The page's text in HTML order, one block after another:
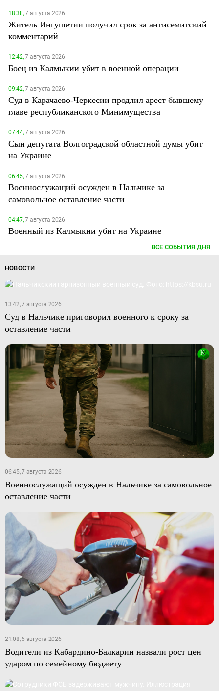
18:38,7 августа 2026
Житель Ингушетии получил срок за антисемитский
комментарий
12:42,7 августа 2026
Боец из Калмыкии убит в военной операции
09:42,7 августа 2026
Суд в Карачаево-Черкесии продлил арест бывшему
главе республиканского Минимущества
07:44,7 августа 2026
Сын депутата Волгоградской областной думы убит
на Украине
06:45,7 августа 2026
Военнослужащий осужден в Нальчике за
самовольное оставление части
04:47,7 августа 2026
Военный из Калмыкии убит на Украине
ВСЕ СОБЫТИЯ ДНЯ
НОВОСТИ
13:42, 7 августа 2026
Суд в Нальчике приговорил военного к сроку за
оставление части
06:45, 7 августа 2026
Военнослужащий осужден в Нальчике за самовольное
оставление части
21:08, 6 августа 2026
Водители из Кабардино-Балкарии назвали рост цен
ударом по семейному бюджету